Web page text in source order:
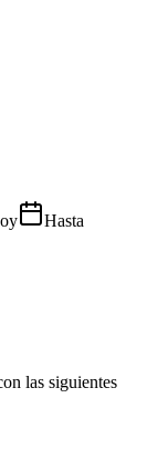
Hasta
las siguientes